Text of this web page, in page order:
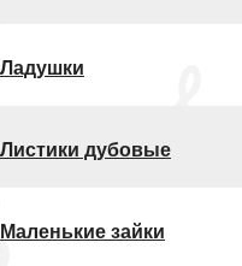
Ладушки
Листики дубовые
Маленькие зайки